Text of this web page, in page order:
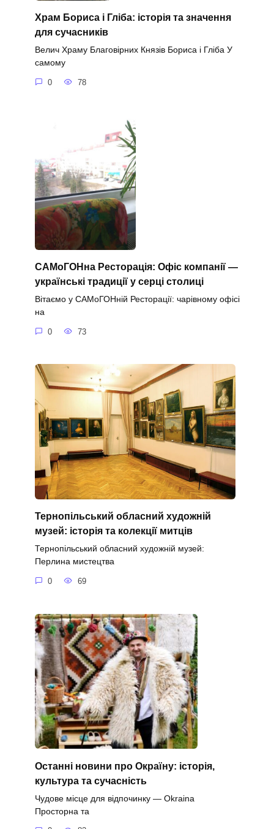
Храм Бориса і Гліба: історія та значення
для сучасників
Велич Храму Благовірних Князів Бориса і Гліба У
самому
0 78
САМоГОНна Ресторація: Офіс компанії —
українські традиції у серці столиці
Вітаємо у САМоГОНній Ресторації: чарівному офісі
на
0 73
Тернопільський обласний художній
музей: історія та колекції митців
Тернопільський обласний художній музей:
Перлина мистецтва
0 69
Останні новини про Окраїну: історія,
культура та сучасність
Чудове місце для відпочинку — Okraina
Просторна та